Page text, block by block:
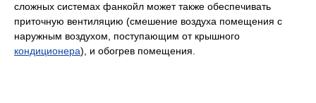
сложных системах фанкойл может также обеспечивать
приточную вентиляцию (смешение воздуха помещения с
наружным воздухом, поступающим от крышного
кондиционера), и обогрев помещения.